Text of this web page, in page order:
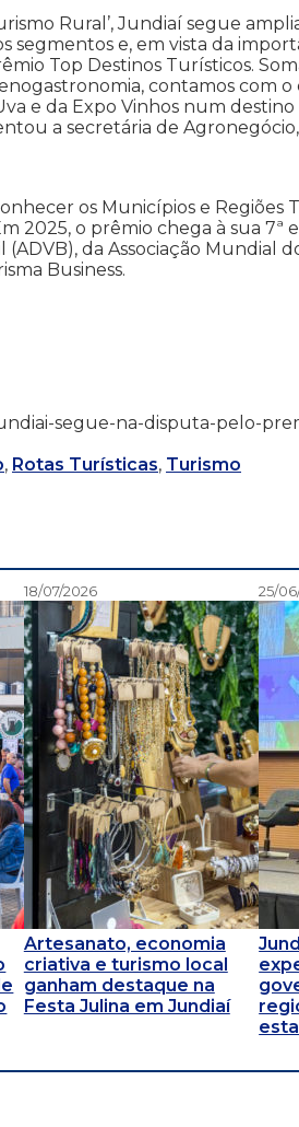
Rural’, Jundiaí segue
e, em vista da
Top Destinos Turísticos.
contamos com
e da Expo Vinhos num
a secretária de
os Municípios e Regiões
2025, o prêmio chega à sua 7ª
da Associação Mundial
Business.
segue-na-disputa-pelo-
, Rotas Turísticas, Turismo
18/07/2026
Artesanato, economia
criativa e turismo local
ganham destaque na
Festa Julina em Jundiaí
25/